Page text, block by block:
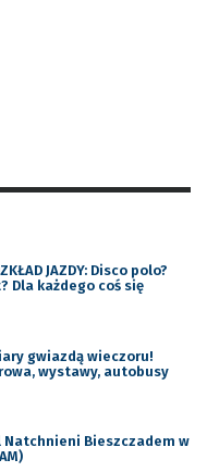
JAZDY: Disco polo?
Dla każdego coś się
gwiazdą wieczoru!
wystawy, autobusy
Natchnieni Bieszczadem w